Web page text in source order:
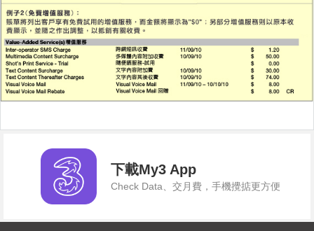
下載My3 App
Check Data、交月費，手機攪掂更方便